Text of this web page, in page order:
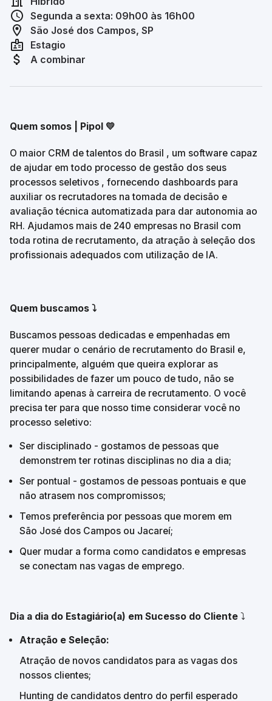
Segunda a sexta: 09h00 às 16h00
São José dos Campos, SP
Estagio
A combinar
Quem somos | Pipol 💛
O maior CRM de talentos do Brasil , um software capaz
de ajudar em todo processo de gestão dos seus
processos seletivos , fornecendo dashboards para
auxiliar os recrutadores na tomada de decisão e
avaliação técnica automatizada para dar autonomia ao
RH. Ajudamos mais de 240 empresas no Brasil com
toda rotina de recrutamento, da atração à seleção dos
profissionais adequados com utilização de IA.
Quem buscamos ⤵️
Buscamos pessoas dedicadas e empenhadas em
querer mudar o cenário de recrutamento do Brasil e,
principalmente, alguém que queira explorar as
possibilidades de fazer um pouco de tudo, não se
limitando apenas à carreira de recrutamento. O você
precisa ter para que nosso time considerar você no
processo seletivo:
Ser disciplinado - gostamos de pessoas que
demonstrem ter rotinas disciplinas no dia a dia;
Ser pontual - gostamos de pessoas pontuais e que
não atrasem nos compromissos;
Temos preferência por pessoas que morem em
São José dos Campos ou Jacareí;
Quer mudar a forma como candidatos e empresas
se conectam nas vagas de emprego.
Dia a dia do Estagiário(a) em Sucesso do Cliente ⤵️
Atração e Seleção:
Atração de novos candidatos para as vagas dos
nossos clientes;
Hunting de candidatos dentro do perfil esperado